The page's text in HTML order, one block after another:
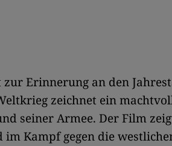
Erinnerung an den
zeichnet ein
seiner Armee. Der Film
im Kampf gegen die